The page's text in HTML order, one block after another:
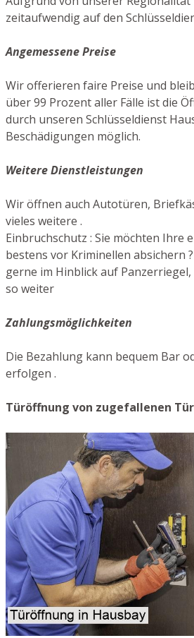
zeitaufwendig auf den
Angemessene Preise
Wir offerieren faire Preise und
über 99 Prozent aller Fälle ist die
durch unseren Schlüsseldienst
Beschädigungen möglich.
Weitere Dienstleistungen
Wir öffnen auch Autotüren,
vieles weitere .
Einbruchschutz : Sie möchten Ihre
bestens vor Kriminellen absichern
gerne im Hinblick auf
so weiter
Zahlungsmöglichkeiten
Die Bezahlung kann bequem Bar
erfolgen .
Türöffnung von zugefallenen